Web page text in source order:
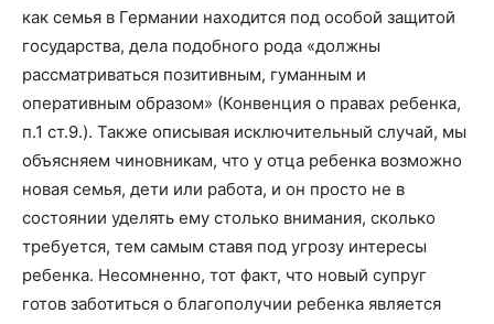
как семья в Германии находится под особой защитой
государства, дела подобного рода «должны
рассматриваться позитивным, гуманным и
оперативным образом» (Конвенция о правах ребенка,
п.1 ст.9.). Также описывая исключительный случай, мы
объясняем чиновникам, что у отца ребенка возможно
новая семья, дети или работа, и он просто не в
состоянии уделять ему столько внимания, сколько
требуется, тем самым ставя под угрозу интересы
ребенка. Несомненно, тот факт, что новый супруг
готов заботиться о благополучии ребенка является